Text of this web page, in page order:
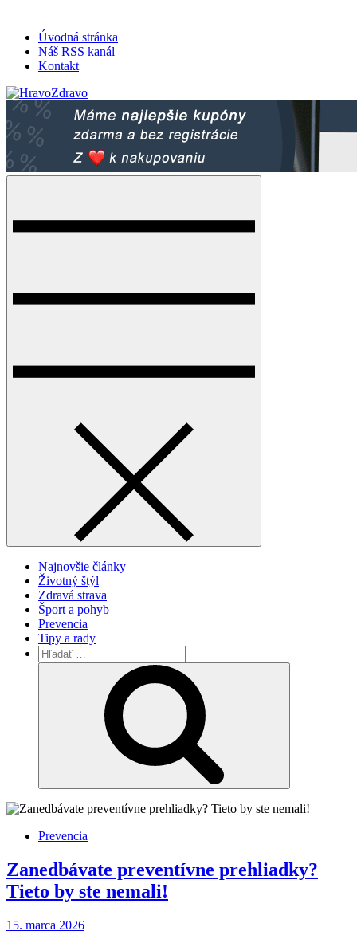
Úvodná stránka
Náš RSS kanál
Kontakt
HravoZdravo.sk
Magazín zdravého života
Najnovšie články
Životný štýl
Zdravá strava
Šport a pohyb
Prevencia
Tipy a rady
Vyhľadávanie
pre:
Prevencia
Zanedbávate preventívne prehliadky?
Tieto by ste nemali!
15. marca 2026